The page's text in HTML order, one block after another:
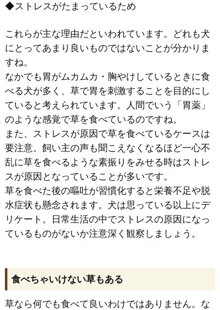
◆ストレスがたまっているため
これらが主な理由だといわれています。どれも犬
にとってあまり良いものではないことが分かりま
すね。
なかでも胃がムカムカ・胸やけしているときに食
べる犬が多く、草で胃を刺激することを目的にし
ていると考えられています。人間でいう「胃薬」
のような感覚で草を食べているのですね。
また、ストレスが原因で草を食べているケースは
要注意。飼い主の声も聞こえなくなるほど一心不
乱に草を食べるような素振りをみせる時はストレ
スが原因となっていることが多いです。
草を食べた後の嘔吐が習慣化すると栄養不足や脱
水症状も懸念されます。犬は思っている以上にデ
リケート。日常生活の中でストレスの原因になっ
ているものがないか注意深く観察しましょう。
食べちゃいけない草もある
草なら何でも食べて良いわけではありません。な